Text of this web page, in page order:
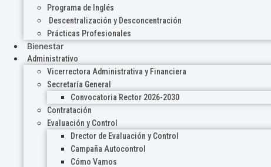
Programa de Inglés
Descentralización y Desconcentración
Prácticas Profesionales
Bienestar
Administrativo
Vicerrectora Administrativa y Financiera
Secretaría General
Convocatoria Rector 2026-2030
Contratación
Evaluación y Control
Drector de Evaluación y Control
Campaña Autocontrol
Cómo Vamos